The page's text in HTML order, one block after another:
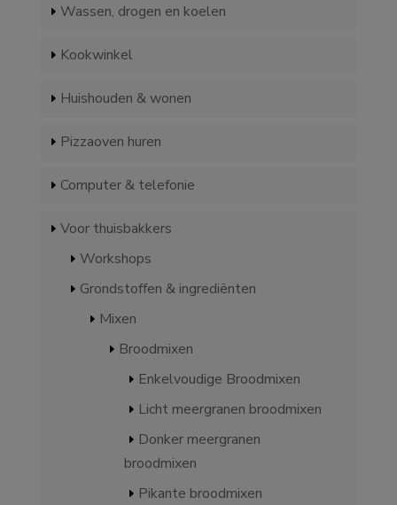
Wassen, drogen en koelen
Kookwinkel
Huishouden & wonen
Pizzaoven huren
Computer & telefonie
Voor thuisbakkers
Workshops
Grondstoffen & ingrediënten
Mixen
Broodmixen
Enkelvoudige Broodmixen
Licht meergranen broodmixen
Donker meergranen
broodmixen
Pikante broodmixen